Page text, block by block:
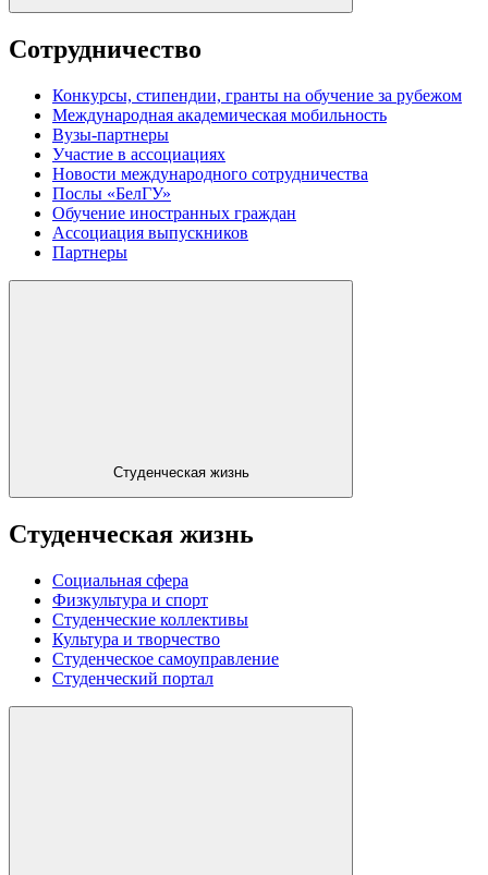
Сотрудничество
Конкурсы, стипендии, гранты на обучение за рубежом
Международная академическая мобильность
Вузы-партнеры
Участие в ассоциациях
Новости международного сотрудничества
Послы «БелГУ»
Обучение иностранных граждан
Ассоциация выпускников
Партнеры
Студенческая жизнь
Студенческая жизнь
Социальная сфера
Физкультура и спорт
Студенческие коллективы
Культура и творчество
Студенческое самоуправление
Студенческий портал